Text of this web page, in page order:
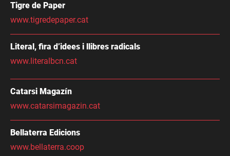
Tigre de Paper
www.tigredepaper.cat
Literal, fira d’idees i llibres radicals
www.literalbcn.cat
Catarsi Magazín
www.catarsimagazin.cat
Bellaterra Edicions
www.bellaterra.coop